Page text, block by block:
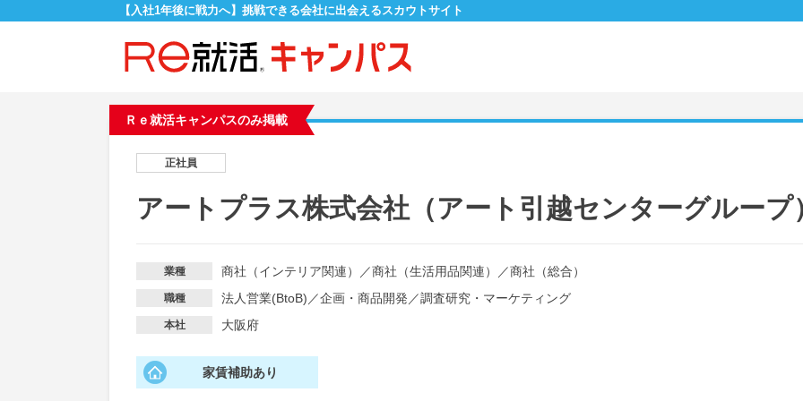
【入社1年後に戦力へ】挑戦できる会社に出会えるスカウトサイト
Ｒｅ就活キャンパスのみ掲載
正社員
アートプラス株式会社（アート引越センターグループ
業種 商社（インテリア関連） ／商社（生活用品関連） ／商社（総合）
職種 法人営業(BtoB) ／企画・商品開発 ／調査研究・マーケティング
本社 大阪府
家賃補助あり